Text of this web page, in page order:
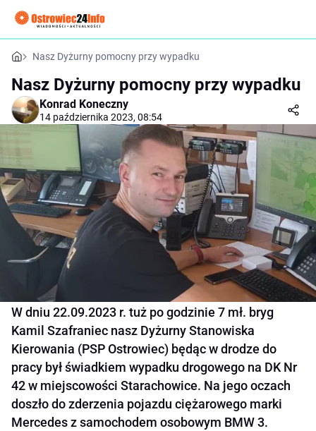
Nasz Dyżurny pomocny przy wypadku
Nasz Dyżurny pomocny przy wypadku
Konrad Koneczny
14 października 2023, 08:54
W dniu 22.09.2023 r. tuż po godzinie 7 mł. bryg
Kamil Szafraniec nasz Dyżurny Stanowiska
Kierowania (PSP Ostrowiec) będąc w drodze do
pracy był świadkiem wypadku drogowego na DK Nr
42 w miejscowości Starachowice. Na jego oczach
doszło do zderzenia pojazdu ciężarowego marki
Mercedes z samochodem osobowym BMW 3.